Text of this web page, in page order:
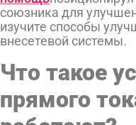
союзника для
изучите способы
внесетевой системы.
Что такое
прямого